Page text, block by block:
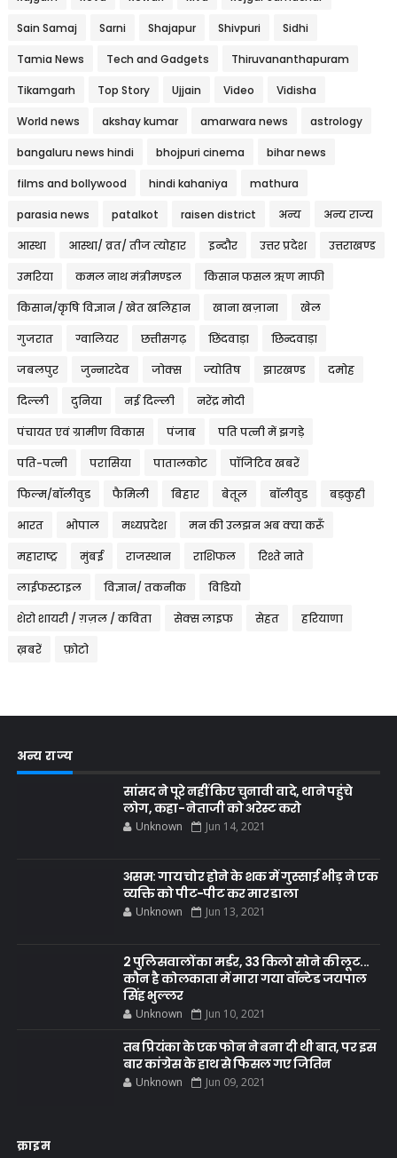
Sain Samaj Sarni Shajapur Shivpuri Sidhi
Tamia News Tech and Gadgets Thiruvananthapuram
Tikamgarh Top Story Ujjain Video Vidisha
World news akshay kumar amarwara news astrology
bangaluru news hindi bhojpuri cinema bihar news
films and bollywood hindi kahaniya mathura
parasia news patalkot raisen district अन्य अन्य राज्य
आस्था आस्था/ व्रत/ तीज त्‍योहार इन्दौर उत्तर प्रदेश उत्तराखण्ड
उमरिया कमल नाथ मंत्रीमण्डल किसान फसल ऋण माफी
किसान/कृषि विज्ञान / खेत खलिहान खाना खज़ाना खेल
गुजरात ग्वालियर छत्तीसगढ़ छिंदवाड़ा छिन्दवाड़ा
जबलपुर जुन्नारदेव जोक्स ज्योतिष झारखण्ड दमोह
दिल्ली दुनिया नई दिल्ली नरेंद्र मोदी
पंचायत एवं ग्रामीण विकास पंजाब पति पत्नी में झगड़े
पति-पत्नी परासिया पातालकोट पॉजिटिव खबरें
फिल्म/बॉलीवुड फैमिली बिहार बेतूल बॉलीवुड बड़कुही
भारत भोपाल मध्यप्रदेश मन की उलझन अब क्या करूँ
महाराष्ट्र मुंबई राजस्थान राशिफल रिश्ते नाते
लाईफस्टाइल विज्ञान/ तकनीक विडियो
शेरो शायरी / ग़ज़ल / कविता सेक्स लाइफ सेहत हरियाणा
ख़बरें फ़ोटो
अन्य राज्य
सांसद ने पूरे नहीं किए चुनावी वादे, थाने पहुंचे
लोग, कहा- नेताजी को अरेस्ट करो
Unknown Jun 14, 2021
असम: गाय चोर होने के शक में गुस्साई भीड़ ने एक
व्यक्ति को पीट-पीट कर मार डाला
Unknown Jun 13, 2021
2 पुलिसवालों का मर्डर, 33 किलो सोने की लूट...
कौन है कोलकाता में मारा गया वॉन्टेड जयपाल
सिंह भुल्लर
Unknown Jun 10, 2021
तब प्रियंका के एक फोन ने बना दी थी बात, पर इस
बार कांग्रेस के हाथ से फिसल गए जितिन
Unknown Jun 09, 2021
क्राइम